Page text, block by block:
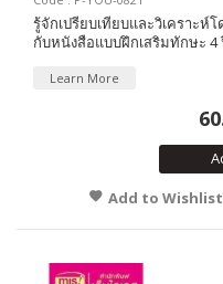
รู้จักเปรียบเทียบและวิเคราะ
กับหนังสือแบบฝึกเสริมทักษะ 4
Learn More
Add to Wishlist